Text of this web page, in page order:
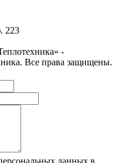
223
-
Все права защищены.